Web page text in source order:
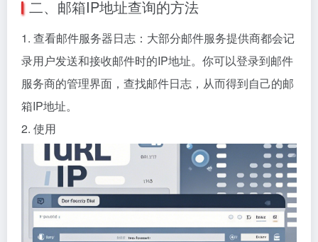
二、邮箱IP地址查询的方法
1. 查看邮件服务器日志：大部分邮件服务提供商都会记
录用户发送和接收邮件时的IP地址。你可以登录到邮件
服务商的管理界面，查找邮件日志，从而得到自己的邮
箱IP地址。
2. 使用